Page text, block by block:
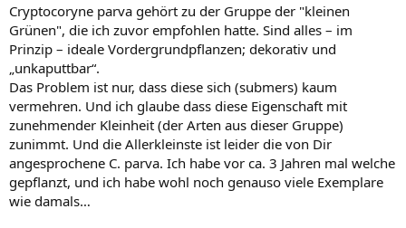
Cryptocoryne parva gehört zu der Gruppe der "kleinen
Grünen", die ich zuvor empfohlen hatte. Sind alles – im
Prinzip – ideale Vordergrundpflanzen; dekorativ und
„unkaputtbar“.
Das Problem ist nur, dass diese sich (submers) kaum
vermehren. Und ich glaube dass diese Eigenschaft mit
zunehmender Kleinheit (der Arten aus dieser Gruppe)
zunimmt. Und die Allerkleinste ist leider die von Dir
angesprochene C. parva. Ich habe vor ca. 3 Jahren mal welche
gepflanzt, und ich habe wohl noch genauso viele Exemplare
wie damals…